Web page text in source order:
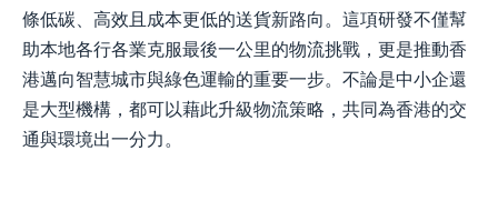
條低碳、高效且成本更低的送貨新路向。這項研發不僅幫
助本地各行各業克服最後一公里的物流挑戰，更是推動香
港邁向智慧城市與綠色運輸的重要一步。不論是中小企還
是大型機構，都可以藉此升級物流策略，共同為香港的交
通與環境出一分力。